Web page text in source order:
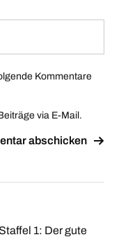
Kommentare
via E-Mail.
1: Der gute